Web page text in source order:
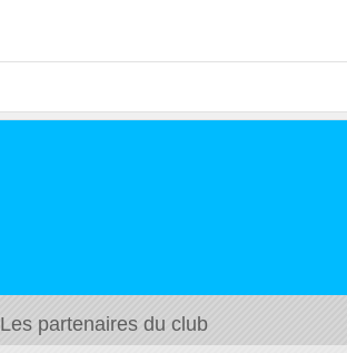
Les partenaires du club